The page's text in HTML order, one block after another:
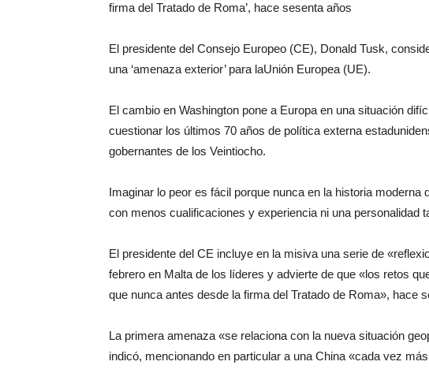
firma del Tratado de Roma’, hace sesenta años
El presidente del Consejo Europeo (CE), Donald Tusk,
una ‘amenaza exterior’ para laUnión Europea (UE).
El cambio en Washington pone a Europa en una situación
cuestionar los últimos 70 años de política externa
gobernantes de los Veintiocho.
Imaginar lo peor es fácil porque nunca en la historia
con menos cualificaciones y experiencia ni una personalidad
El presidente del CE incluye en la misiva una serie de
febrero en Malta de los líderes y advierte de que «los retos
que nunca antes desde la firma del Tratado de Roma», hace
La primera amenaza «se relaciona con la nueva situación
indicó, mencionando en particular a una China «cada vez